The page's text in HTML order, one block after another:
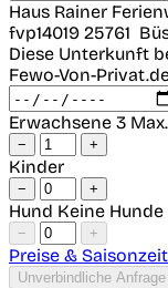
Haus Rainer
fvp14019 25761
Diese Unterkunft
Fewo-Von-
Erwachsene 3
− +
Kinder
− +
Hund Keine
− +
Preise &
Unverbindliche